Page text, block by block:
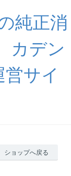
純正消
カデン
サイ
ショップへ戻る